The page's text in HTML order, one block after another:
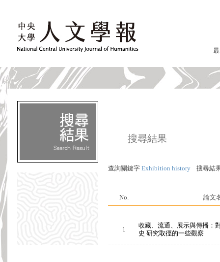
搜尋結果
查詢關鍵字 Exhibition history 搜尋結
No. 論文
1
收藏、流通、展示與傳播：
史 研究取徑的一些觀察